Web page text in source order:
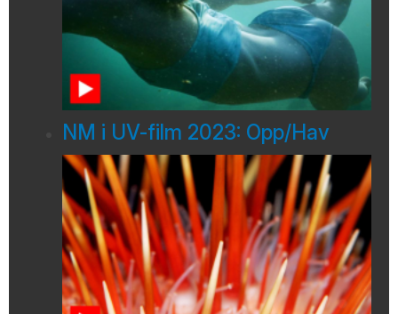
NM i UV-film 2023: Opp/Hav